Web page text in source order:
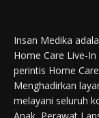
Insan Medika
Home Care Live-
perintis Home
Menghadirkan
melayani seluruh